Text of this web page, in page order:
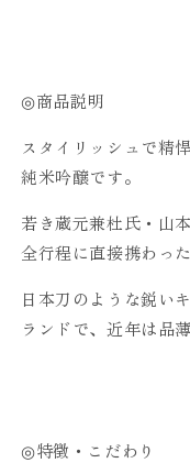
◎商品説明
スタイリッシュで精
純米吟醸です。
若き蔵元兼杜氏・山
全行程に直接携わっ
日本刀のような鋭い
ランドで、近年は品
◎特徴・こだわり